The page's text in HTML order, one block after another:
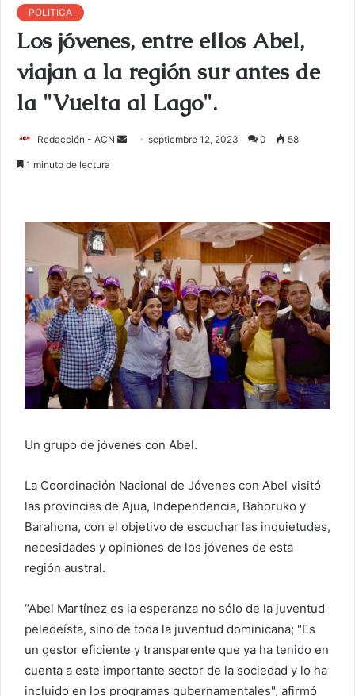
POLITICA
Los jóvenes, entre ellos Abel,
viajan a la región sur antes de
la "Vuelta al Lago".
Redacción - ACN
r
u
c
o
r
r
e
o
e
e
t
r
ó
septiembre 12, 2023 0 58
1 minuto de lectura
Un grupo de jóvenes con Abel.
La Coordinación Nacional de Jóvenes con Abel visitó
las provincias de Ajua, Independencia, Bahoruko y
Barahona, con el objetivo de escuchar las inquietudes,
necesidades y opiniones de los jóvenes de esta
región austral.
“Abel Martínez es la esperanza no sólo de la juventud
peledeísta, sino de toda la juventud dominicana; "Es
un gestor eficiente y transparente que ya ha tenido en
cuenta a este importante sector de la sociedad y lo ha
incluido en los programas gubernamentales", afirmó